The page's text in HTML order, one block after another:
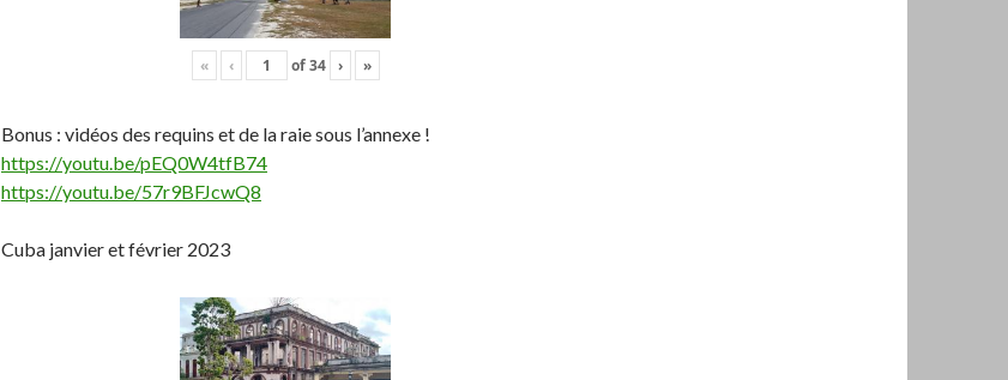
« ‹ of34 › »
Bonus : vidéos des requins et de la raie sous l’annexe !
https://youtu.be/pEQ0W4tfB74
https://youtu.be/57r9BFJcwQ8
Cuba janvier et février 2023